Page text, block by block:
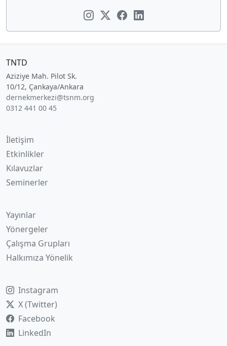
TNTD
Aziziye Mah. Pilot Sk.
10/12, Çankaya/Ankara
dernekmerkezi@tsnm.org
0312 441 00 45
İletişim
Etkinlikler
Kılavuzlar
Seminerler
Yayınlar
Yönergeler
Çalışma Grupları
Halkımıza Yönelik
Instagram
X (Twitter)
Facebook
LinkedIn